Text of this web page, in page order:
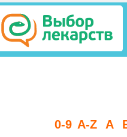
0-9 A-Z А